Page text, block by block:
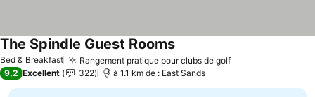
Bed & Breakfast Rangement pratique pour clubs de golfConsulter les
The Spindle Guest RoomsConsulter les prix
9,2 Excellent 322 à 1.1 km de : East Sands